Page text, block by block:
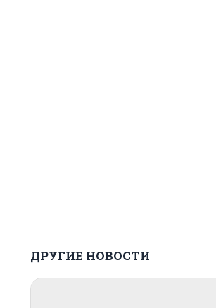
ДРУГИЕ НОВОСТИ